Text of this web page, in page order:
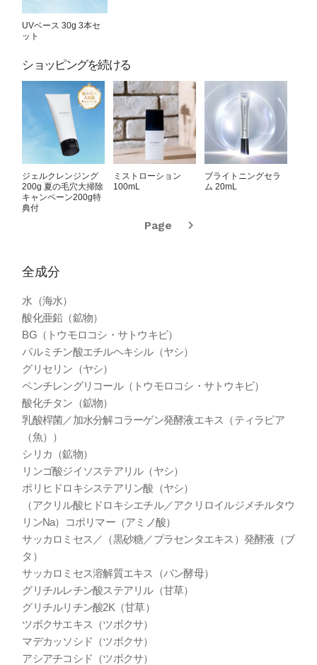
UVベース 30g 3本セ
ット
ショッピングを続ける
ジェルクレンジング
200g 夏の毛穴大掃除
キャンペーン200g特
典付
ミストローション
100mL
ブライトニングセラ
ム 20mL
Page
全成分
水（海水）
酸化亜鉛（鉱物）
BG（トウモロコシ・サトウキビ）
パルミチン酸エチルヘキシル（ヤシ）
グリセリン（ヤシ）
ペンチレングリコール（トウモロコシ・サトウキビ）
酸化チタン（鉱物）
乳酸桿菌／加水分解コラーゲン発酵液エキス（ティラピア
（魚））
シリカ（鉱物）
リンゴ酸ジイソステアリル（ヤシ）
ポリヒドロキシステアリン酸（ヤシ）
（アクリル酸ヒドロキシエチル／アクリロイルジメチルタウ
リンNa）コポリマー（アミノ酸）
サッカロミセス／（黒砂糖／プラセンタエキス）発酵液（ブ
タ）
サッカロミセス溶解質エキス（パン酵母）
グリチルレチン酸ステアリル（甘草）
グリチルリチン酸2K（甘草）
ツボクサエキス（ツボクサ）
マデカッソシド（ツボクサ）
アシアチコシド（ツボクサ）